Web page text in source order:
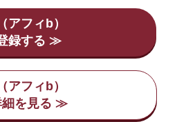
アフィb）
アフィb）